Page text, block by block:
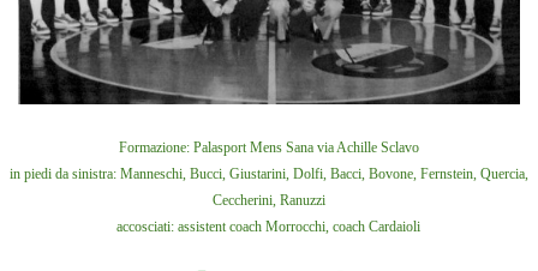
Formazione: Palasport Mens Sana via Achille Sclavo
in piedi da sinistra: Manneschi, Bucci, Giustarini, Dolfi, Bacci, Bovone, Fernstein, Quercia,
Ceccherini, Ranuzzi
accosciati: assistent coach Morrocchi, coach Cardaioli